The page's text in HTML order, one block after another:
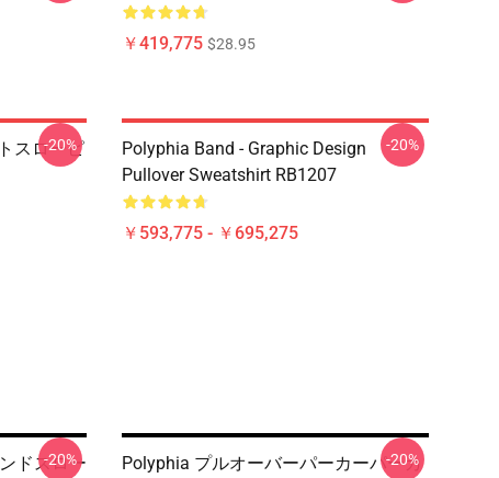
￥419,775 $28.95
スローピ
-20%
Polyphia Band - Graphic Design
Pullover Sweatshirt RB1207
￥593,775 - ￥695,275
-20%
ドスロー
-20%
Polyphia プルオーバーパーカーパーカ
-20%